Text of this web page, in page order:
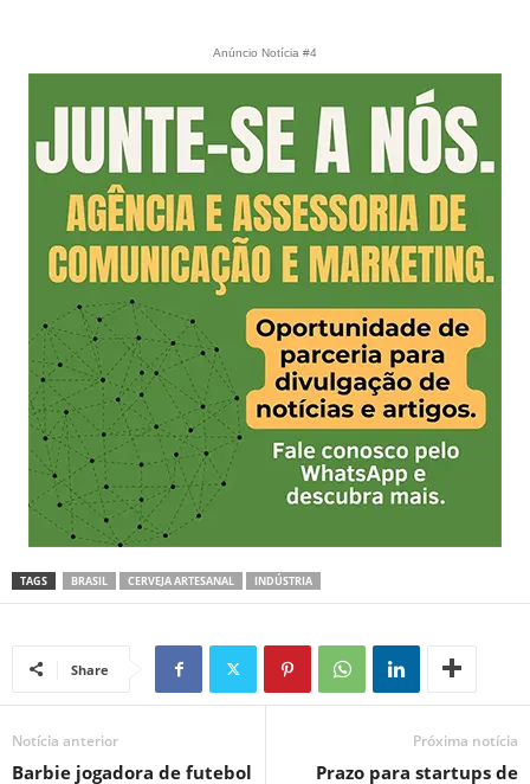
Anúncio Notícia #4
TAGS BRASIL CERVEJA ARTESANAL INDÚSTRIA
Share
Notícia anterior
Barbie jogadora de futebol
Próxima notícia
Prazo para startups de